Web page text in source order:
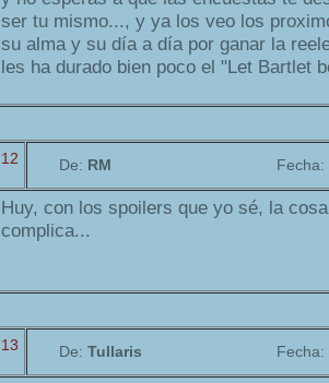
ser tu mismo..., y ya los veo los
su alma y su día a día por ganar la
les ha durado bien poco el "Let Bartlet
12 De: RM Fecha:
Huy, con los spoilers que yo sé, la
complica...
13 De: Tullaris Fecha: